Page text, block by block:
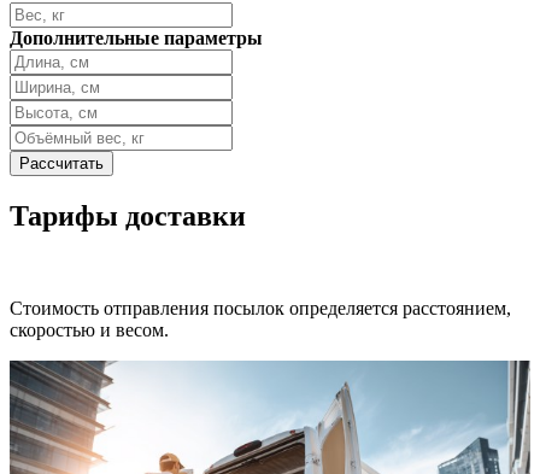
Дополнительные параметры
Тарифы доставки
Стоимость отправления посылок определяется расстоянием,
скоростью и весом.